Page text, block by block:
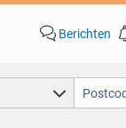
Berichten